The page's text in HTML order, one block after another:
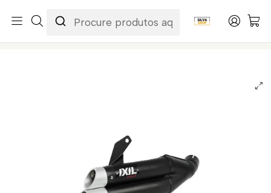
Acessórios & Personalização
Escapes / Ponteiras
IXIL Dual Hyperlow L3XB Escape Aço Inoxidável Preto / Alumínio -